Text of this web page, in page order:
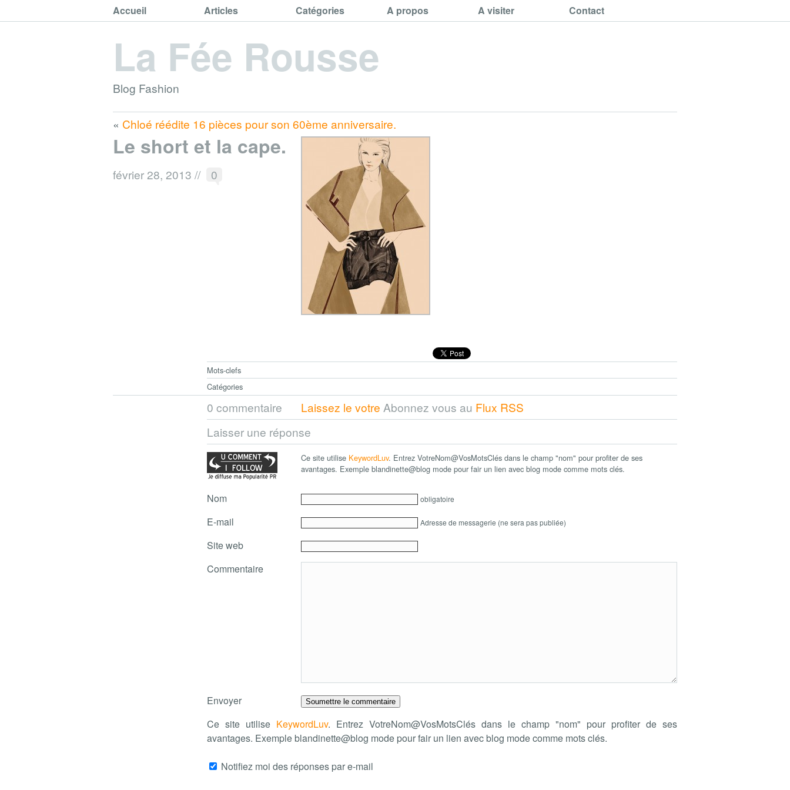
Accueil Articles Catégories A propos A visiter Contact
La Fée Rousse
Blog Fashion
« Chloé réédite 16 pièces pour son 60ème anniversaire.
Le short et la cape.
février 28, 2013 // 0
Mots-clefs
Catégories
0 commentaire Laissez le votre Abonnez vous au Flux RSS
Laisser une réponse
Ce site utilise KeywordLuv. Entrez VotreNom@VosMotsClés dans le champ "nom" pour profiter de ses
avantages. Exemple blandinette@blog mode pour fair un lien avec blog mode comme mots clés.
Nom obligatoire
E-mail Adresse de messagerie (ne sera pas publiée)
Site web
Commentaire
Envoyer
Ce site utilise KeywordLuv. Entrez VotreNom@VosMotsClés dans le champ "nom" pour profiter de ses
avantages. Exemple blandinette@blog mode pour fair un lien avec blog mode comme mots clés.
Notifiez moi des réponses par e-mail